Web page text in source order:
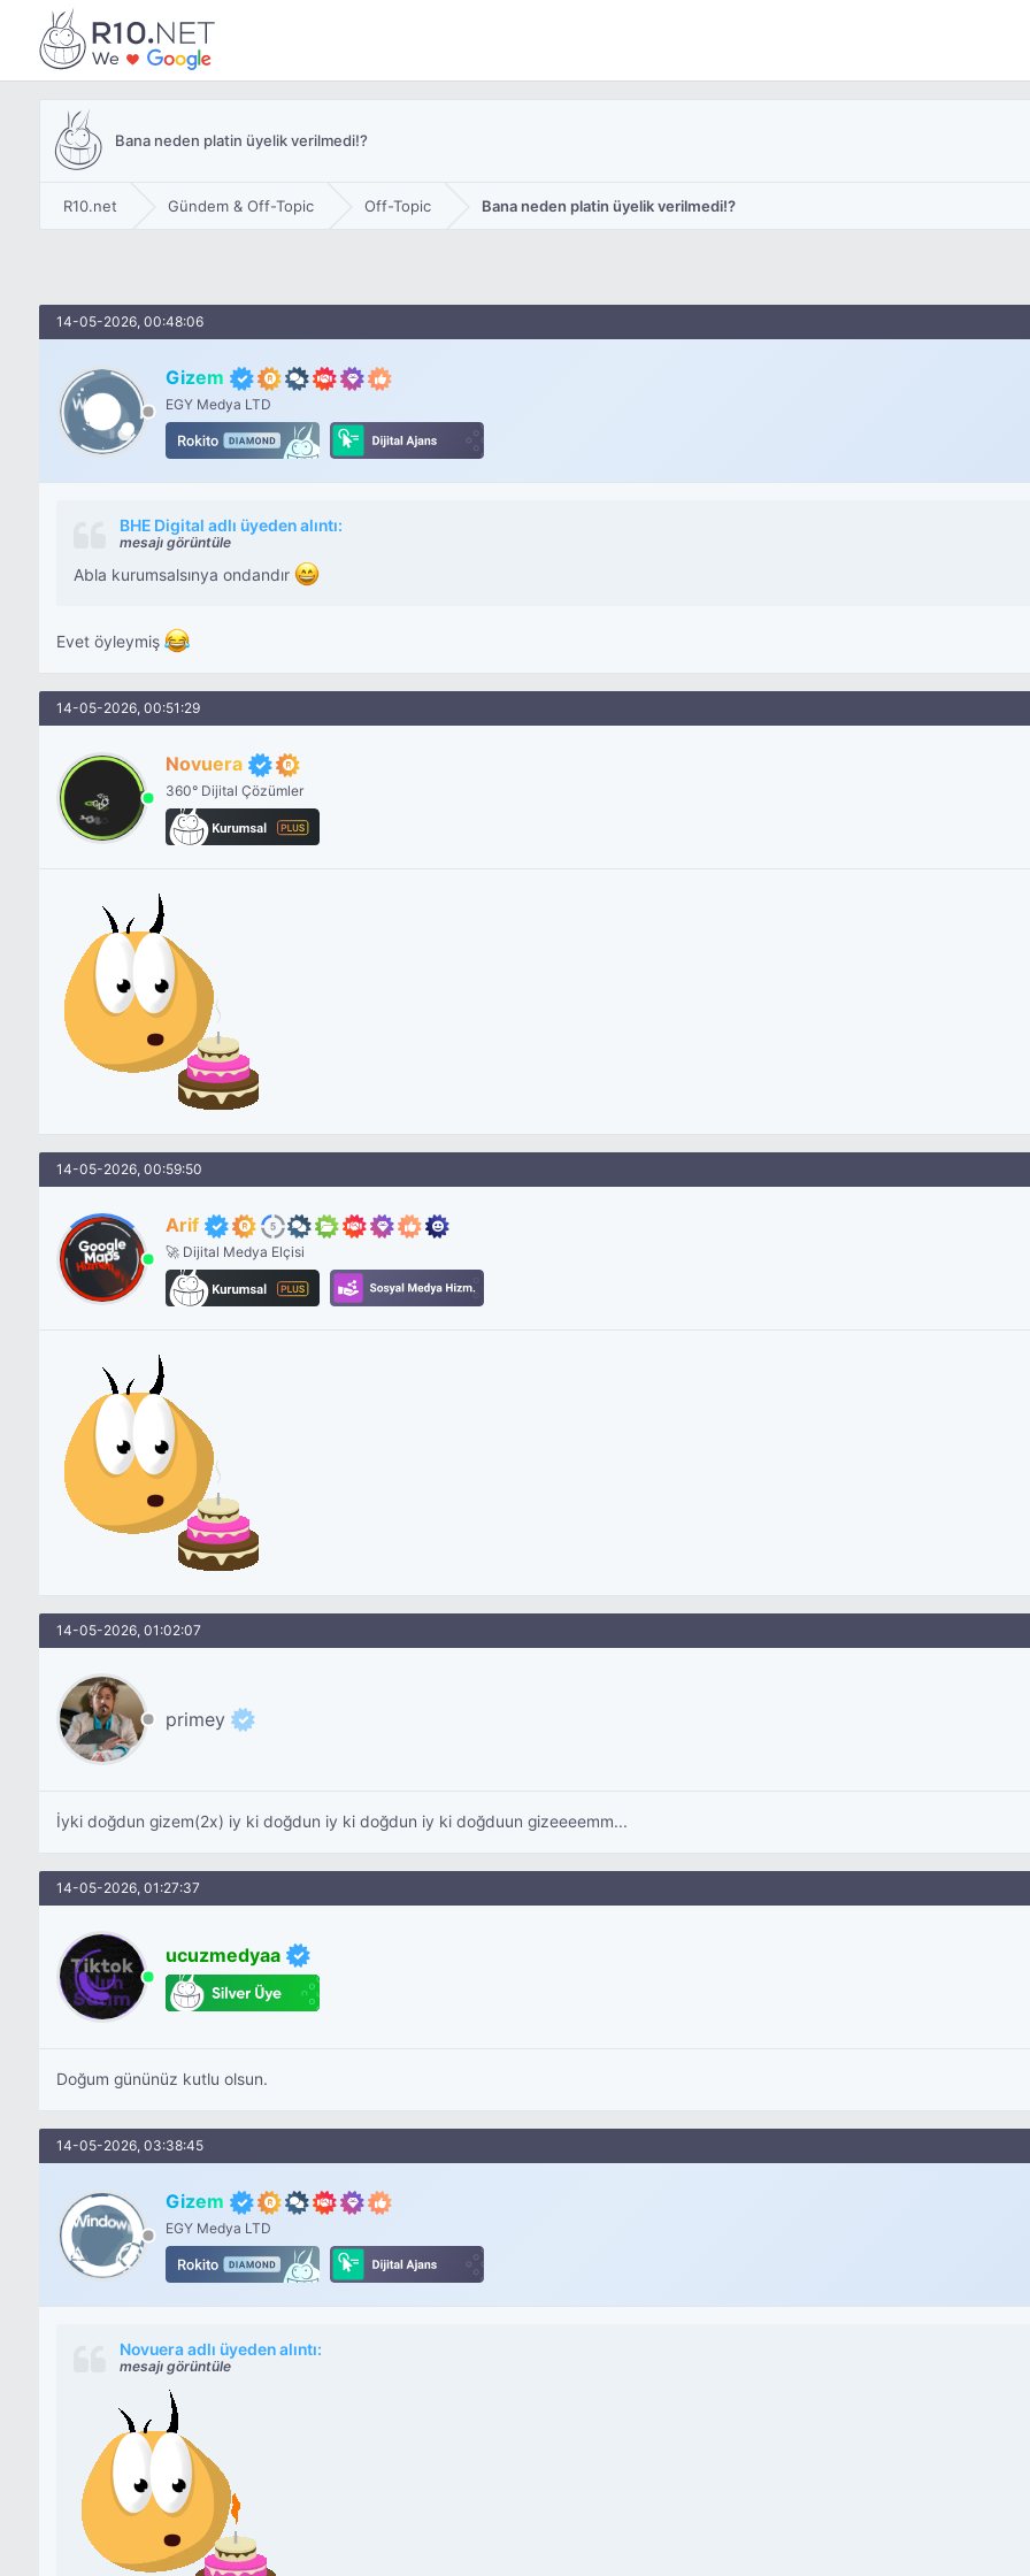
Bana neden platin üyelik verilmedi!?
R10.net Gündem & Off-Topic Off-Topic Bana neden platin üyelik verilmedi!?
14-05-2026, 00:48:06
Gizem
EGY Medya LTD
BHE Digital adlı üyeden alıntı:
mesajı görüntüle
Abla kurumsalsınya ondandır
Evet öyleymiş
14-05-2026, 00:51:29
Novuera
360° Dijital Çözümler
14-05-2026, 00:59:50
Arif
🚀 Dijital Medya Elçisi
14-05-2026, 01:02:07
primey
İyki doğdun gizem(2x) iy ki doğdun iy ki doğdun iy ki doğduun gizeeeemm...
14-05-2026, 01:27:37
ucuzmedyaa
Doğum gününüz kutlu olsun.
14-05-2026, 03:38:45
Gizem
EGY Medya LTD
Novuera adlı üyeden alıntı:
mesajı görüntüle